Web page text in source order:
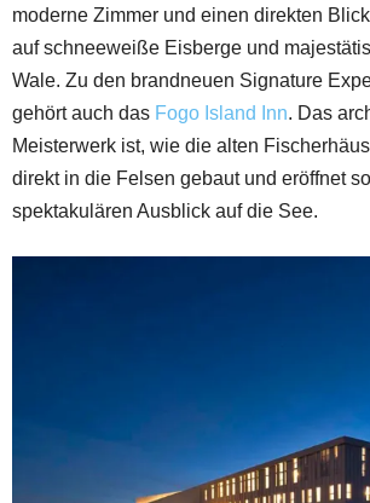
moderne Zimmer und einen direkten
auf schneeweiße Eisberge und
Wale. Zu den brandneuen Signature
gehört auch das Fogo Island Inn. Das
Meisterwerk ist, wie die alten
direkt in die Felsen gebaut und eröffnet
spektakulären Ausblick auf die See.